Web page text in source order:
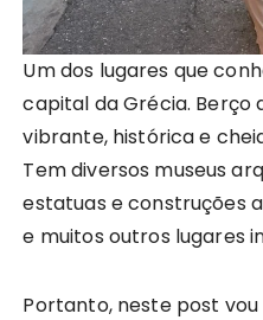
Um dos lugares que
capital da Grécia. Berço
vibrante, histórica e
Tem diversos museus
estatuas e construções
e muitos outros lugares
Portanto, neste post